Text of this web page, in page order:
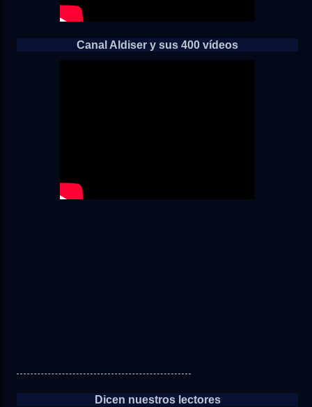
Canal Aldiser y sus 400 vídeos
Dicen nuestros lectores